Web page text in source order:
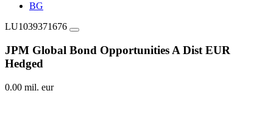
BG
LU1039371676
JPM Global Bond Opportunities A Dist EUR
Hedged
0.00 mil. eur